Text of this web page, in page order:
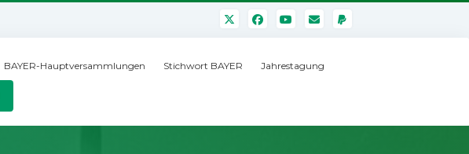
BAYER-Hauptversammlungen Stichwort BAYER Jahrestagung